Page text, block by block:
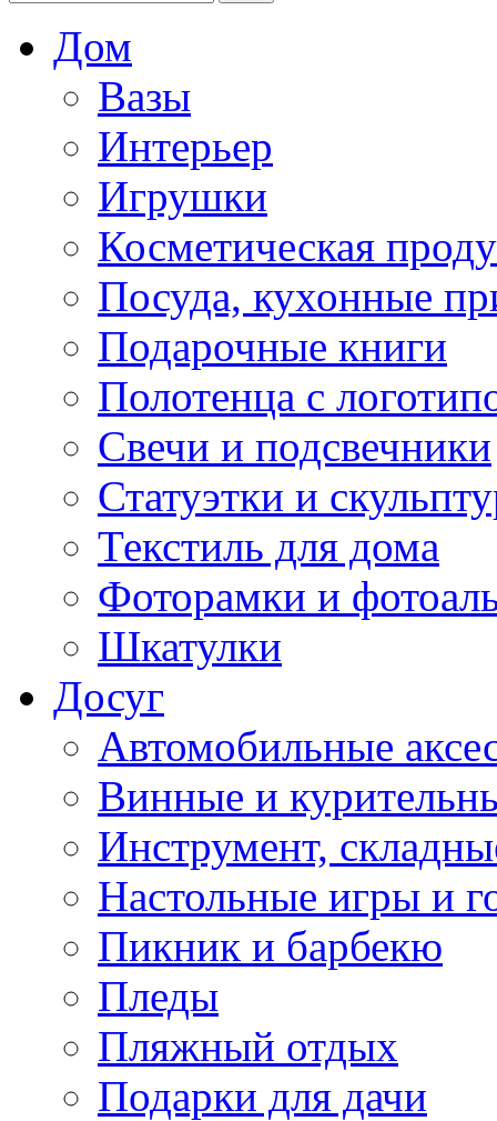
Дом
Вазы
Интерьер
Игрушки
Косметическая
Посуда, кухонные
Подарочные книги
Полотенца с
Свечи и подсвечники
Статуэтки и
Текстиль для дома
Фоторамки и
Шкатулки
Досуг
Автомобильные
Винные и
Инструмент,
Настольные игры и
Пикник и барбекю
Пледы
Пляжный отдых
Подарки для дачи